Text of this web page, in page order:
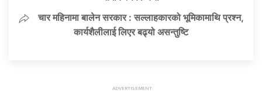
चार महिनामा बालेन सरकार : सल्लाहकारको भूमिकामाथि प्रश्न,
कार्यशैलीलाई लिएर बढ्यो असन्तुष्टि